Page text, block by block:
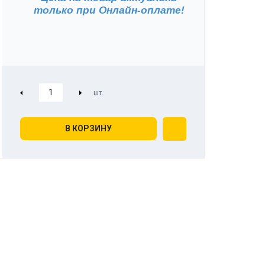
только при Онлайн-оплате!
В КОРЗИНУ